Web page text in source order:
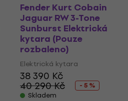
Fender Kurt Cobain
Jaguar RW 3-Tone
Sunburst Elektrická
kytara (Pouze
rozbaleno)
Elektrická kytara
38 390 Kč
40 290 Kč
- 5 %
Skladem